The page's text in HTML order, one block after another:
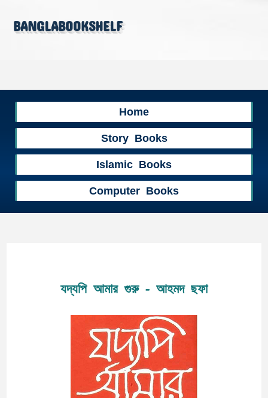
banglabookshelf
Home
Story Books
Islamic Books
Computer Books
যদ্যপি আমার গুরু - আহমদ ছফা